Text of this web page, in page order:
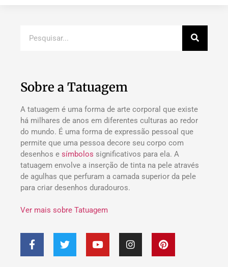
Sobre a Tatuagem
A tatuagem é uma forma de arte corporal que existe
há milhares de anos em diferentes culturas ao redor
do mundo. É uma forma de expressão pessoal que
permite que uma pessoa decore seu corpo com
desenhos e símbolos significativos para ela. A
tatuagem envolve a inserção de tinta na pele através
de agulhas que perfuram a camada superior da pele
para criar desenhos duradouros.
Ver mais sobre Tatuagem